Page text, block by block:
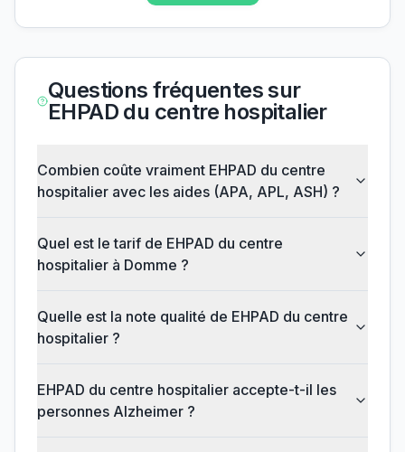
Questions fréquentes sur
EHPAD du centre hospitalier
Combien coûte vraiment EHPAD du centre
hospitalier avec les aides (APA, APL, ASH) ?
Quel est le tarif de EHPAD du centre
hospitalier à Domme ?
Quelle est la note qualité de EHPAD du centre
hospitalier ?
EHPAD du centre hospitalier accepte-t-il les
personnes Alzheimer ?